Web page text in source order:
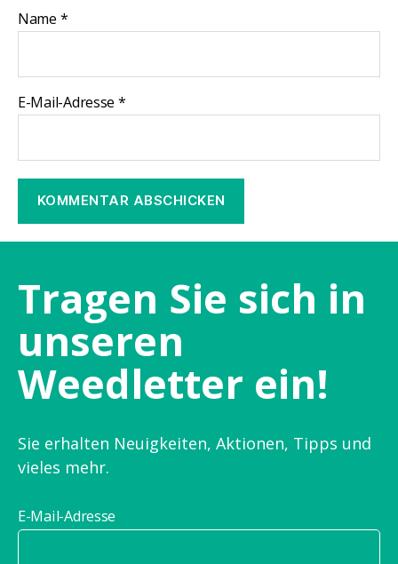
Name *
E-Mail-Adresse *
Tragen Sie sich in
unseren
Weedletter ein!
Sie erhalten Neuigkeiten, Aktionen, Tipps und
vieles mehr.
E-Mail-Adresse